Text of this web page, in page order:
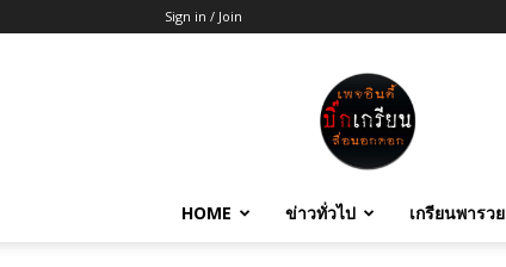
Sign in / Join
บิ๊ก
เกรียน
HOME ข่าวทั่วไป เกรียนพารวย